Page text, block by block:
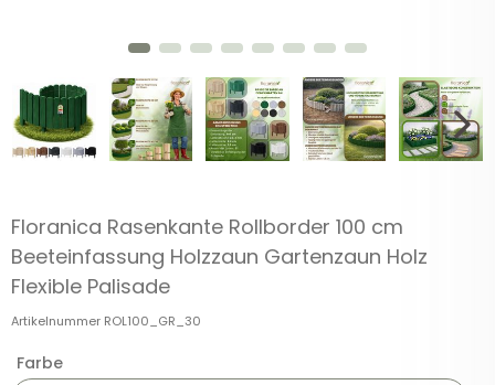
Floranica Rasenkante Rollborder 100 cm
Beeteinfassung Holzzaun Gartenzaun Holz
Flexible Palisade
Artikelnummer ROL100_GR_30
Farbe